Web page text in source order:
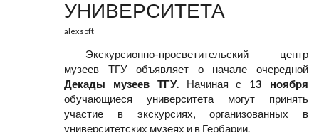
УНИВЕРСИТЕТА
alexsoft
Экскурсионно-просветительский центр
музеев ТГУ объявляет о начале очередной
Декады музеев ТГУ. Начиная с 13 ноября
обучающиеся университета могут принять
участие в экскурсиях, организованных в
университетских музеях и в Гербарии.